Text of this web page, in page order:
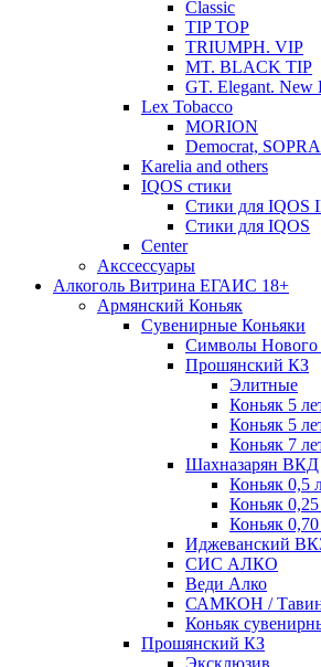
Classic
TIP TOP
TRIUMPH. VIP
MT. BLACK TIP
GT. Elegant. New
Lex Tobacco
MORION
Democrat,
Karelia and others
IQOS стики
Стики для IQOS
Стики для IQOS
Сenter
Акссессуары
Алкоголь Витрина ЕГАИС 18+
Армянский Коньяк
Сувенирные Коньяки
Символы Нового
Прошянский КЗ
Элитные
Коньяк 5
Коньяк 5
Коньяк 7
Шахназарян ВКД
Коньяк 0,5
Коньяк
Коньяк
Иджеванский
СИС АЛКО
Веди Алко
САМКОН /
Коньяк
Прошянский КЗ
Эксклюзив